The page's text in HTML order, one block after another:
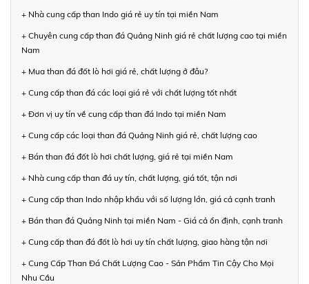
+ Nhà cung cấp than Indo giá rẻ uy tín tại miền Nam
+ Chuyên cung cấp than đá Quảng Ninh giá rẻ chất lượng cao tại miền
Nam
+ Mua than đá đốt lò hơi giá rẻ, chất lượng ở đâu?
+ Cung cấp than đá các loại giá rẻ với chất lượng tốt nhất
+ Đơn vị uy tín về cung cấp than đá Indo tại miền Nam
+ Cung cấp các loại than đá Quảng Ninh giá rẻ, chất lượng cao
+ Bán than đá đốt lò hơi chất lượng, giá rẻ tại miền Nam
+ Nhà cung cấp than đá uy tín, chất lượng, giá tốt, tận nơi
+ Cung cấp than Indo nhập khẩu với số lượng lớn, giá cả cạnh tranh
+ Bán than đá Quảng Ninh tại miền Nam - Giá cả ổn định, cạnh tranh
+ Cung cấp than đá đốt lò hơi uy tín chất lượng, giao hàng tận nơi
+ Cung Cấp Than Đá Chất Lượng Cao - Sản Phẩm Tin Cậy Cho Mọi
Nhu Cầu